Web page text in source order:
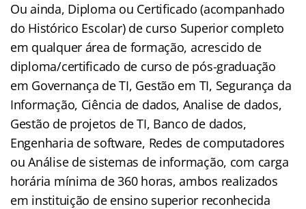
Ou ainda, Diploma ou Certificado (acompanhado
do Histórico Escolar) de curso Superior completo
em qualquer área de formação, acrescido de
diploma/certificado de curso de pós-graduação
em Governança de TI, Gestão em TI, Segurança da
Informação, Ciência de dados, Analise de dados,
Gestão de projetos de TI, Banco de dados,
Engenharia de software, Redes de computadores
ou Análise de sistemas de informação, com carga
horária mínima de 360 horas, ambos realizados
em instituição de ensino superior reconhecida